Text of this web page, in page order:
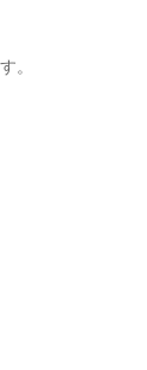
。